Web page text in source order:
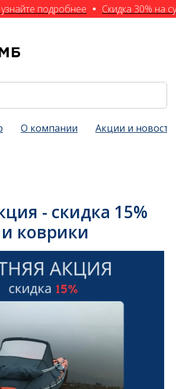
подробнее Скидка 30% на
О компании Акции и новости
- скидка 15%
коврики